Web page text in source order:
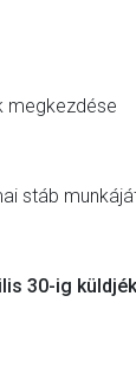
megkezdése
stáb
30-ig küldjék